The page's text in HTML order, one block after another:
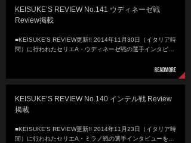
KEISUKE’S REVIEW No.141 ウディネーゼ戦
Review掲載
■KEISUKE'S REVIEW更新!! 2014年11月30日（イタリア時
間）に行われたセリエA・ウディネーゼ戦の選手インタビ…
KEISUKE’S REVIEW No.140 インテル戦 Review
掲載
■KEISUKE'S REVIEW更新!! 2014年11月23日（イタリア時
間）に行われたセリエA・ミラノ戦の選手インタビューを…